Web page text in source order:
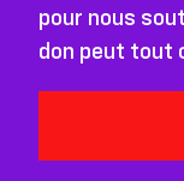
pour nous
don peut tout